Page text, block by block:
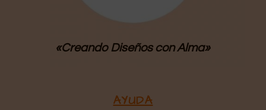
«Creando Diseños con Alma»
AYUDA